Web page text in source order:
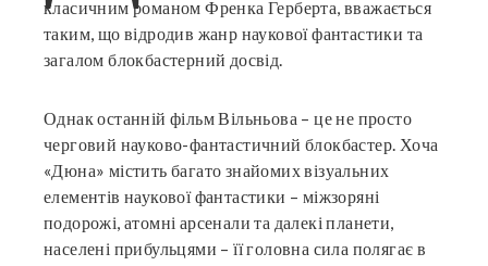
класичним романом Френка Герберта, вважається
таким, що відродив жанр наукової фантастики та
загалом блокбастерний досвід.
Однак останній фільм Вільньова – це не просто
черговий науково-фантастичний блокбастер. Хоча
«Дюна» містить багато знайомих візуальних
елементів наукової фантастики – міжзоряні
подорожі, атомні арсенали та далекі планети,
населені прибульцями – її головна сила полягає в